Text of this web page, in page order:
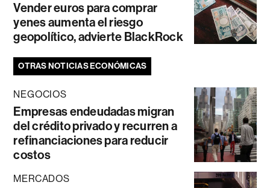
Vender euros para comprar
yenes aumenta el riesgo
geopolítico, advierte BlackRock
OTRAS NOTICIAS ECONÓMICAS
NEGOCIOS
Empresas endeudadas migran
del crédito privado y recurren a
refinanciaciones para reducir
costos
MERCADOS